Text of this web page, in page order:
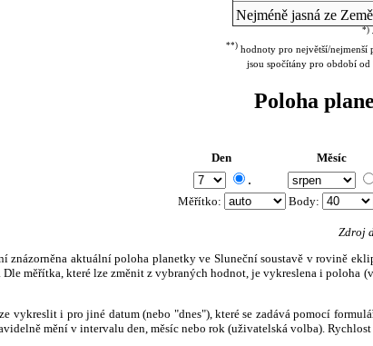
Nejméně jasná ze Země
*)
**) hodnoty pro největší/nejmenší
jsou spočítány pro období od
Poloha
Den Měsíc
.
Měřítko: Body:
Zdroj
znázorněna aktuální poloha planetky ve Sluneční soustavě v rovině
měřítka, které lze změnit z vybraných hodnot, je vykreslena i poloha
vykreslit i pro jiné datum (nebo "dnes"), které se zadává pomocí
mění v intervalu den, měsíc nebo rok (uživatelská volba).